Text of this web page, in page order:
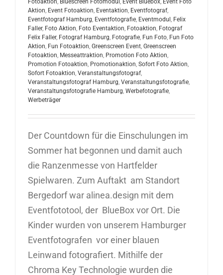
Fotoaktion, Bluescreen Fotomodul , Event Bluebox, Event Foto
Aktion, Event Fotoaktion, Eventaktion, Eventfotograf,
Eventfotograf Hamburg, Eventfotografie, Eventmodul , Felix
Faller, Foto Aktion, Foto Eventaktion, Fotoaktion, Fotograf
Felix Faller, Fotograf Hamburg, Fotografie, Fun Foto, Fun Foto
Aktion, Fun Fotoaktion, Greenscreen Event, Greenscreen
Fotoaktion, Messeattraktion, Promotion Foto Aktion,
Promotion Fotoaktion, Promotionaktion, Sofort Foto Aktion,
Sofort Fotoaktion, Veranstaltungsfotograf,
Veranstaltungsfotograf Hamburg, Veranstaltungsfotografie,
Veranstaltungsfotografie Hamburg, Werbefotografie,
Werbeträger
Der Countdown für die Einschulungen im
Sommer hat begonnen und damit auch
die Ranzenmesse von Hartfelder
Spielwaren. Zum Auftakt am Standort
Bergedorf war alinea.design mit dem
Eventfototool, der BlueBox vor Ort. Die
Kinder wurden von unserem Hamburger
Eventfotografen vor einer blauen
Leinwand fotografiert. Mithilfe der
Chroma Key Technologie wurden die